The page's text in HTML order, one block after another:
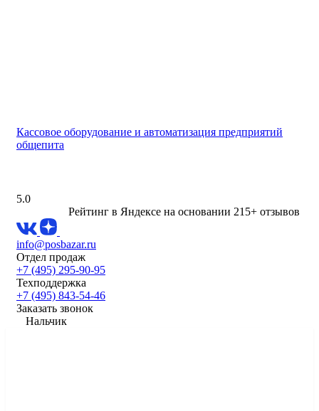
Кассовое оборудование и автоматизация предприятий
общепита
5.0
Рейтинг в Яндексе на основании 215+ отзывов
info@posbazar.ru
Отдел продаж
+7 (495) 295-90-95
Техподдержка
+7 (495) 843-54-46
Заказать звонок
Нальчик